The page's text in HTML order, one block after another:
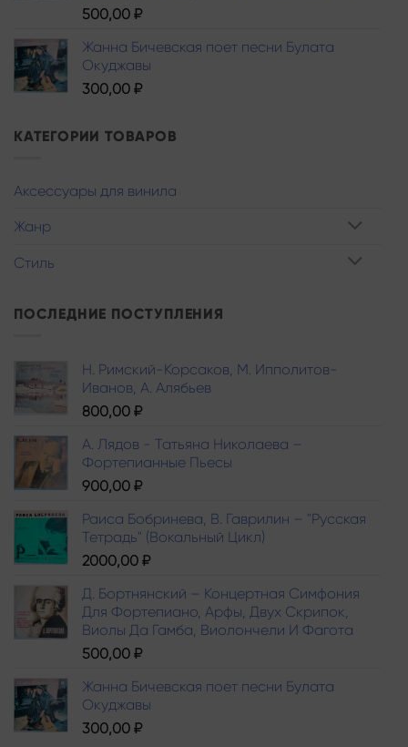
500,00 ₽
Жанна Бичевская поет песни Булата
Окуджавы
300,00 ₽
КАТЕГОРИИ ТОВАРОВ
Аксессуары для винила
Жанр
Стиль
ПОСЛЕДНИЕ ПОСТУПЛЕНИЯ
Н. Римский-Корсаков, М. Ипполитов-
Иванов, A. Алябьев
800,00 ₽
А. Лядов - Татьяна Николаева –
Фортепианные Пьесы
900,00 ₽
Раиса Бобринева, В. Гаврилин – "Русская
Тетрадь" (Вокальный Цикл)
2000,00 ₽
Д. Бортнянский – Концертная Симфония
Для Фортепиано, Арфы, Двух Скрипок,
Виолы Да Гамба, Виолончели И Фагота
500,00 ₽
Жанна Бичевская поет песни Булата
Окуджавы
300,00 ₽